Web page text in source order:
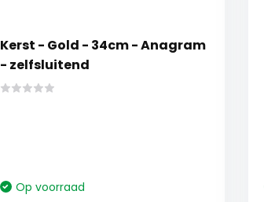
Kerst - Gold - 34cm - Anagram
- zelfsluitend
Op voorraad